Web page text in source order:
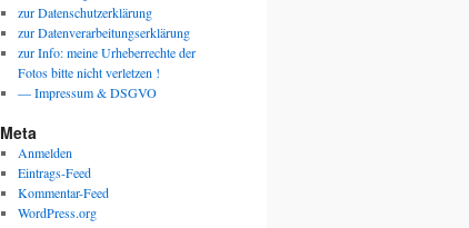
zur Datenschutzerklärung
zur Datenverarbeitungserklärung
zur Info: meine Urheberrechte der
Fotos bitte nicht verletzen !
— Impressum & DSGVO
Meta
Anmelden
Eintrags-Feed
Kommentar-Feed
WordPress.org